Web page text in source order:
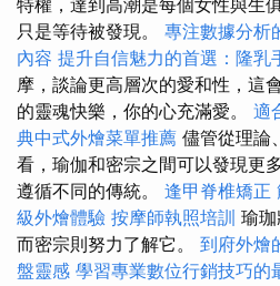
特權，達到高潮是每個女性與生
只是等待被發現。 專注數據分析
內容 提升自信魅力的首選：隆乳
摩，談論更高層次的愛和性，這
的靈魂快樂，你的心充滿愛。 適
典中式外燴菜單推薦 儘管從理論
看，瑜伽和密宗之間可以發現更
遵循不同的傳統。 逢甲脊椎矯正
級外燴體驗 按摩師執照培訓 瑜珈
而密宗則努力了解它。 到府外燴
盤靈感 學習專業數位行銷技巧的